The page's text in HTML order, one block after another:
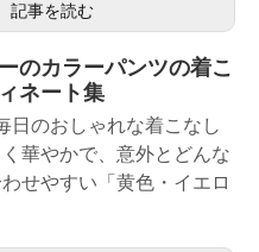
記事を読む
のカラーパンツの着こ
ネート集
日のおしゃれな着こなし
華やかで、意外とどんな
せやすい「黄色・イエロ